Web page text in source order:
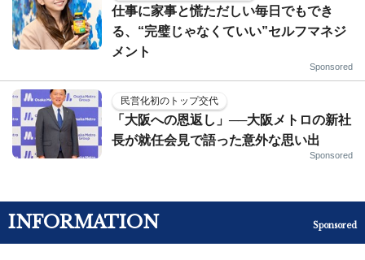
仕事に家事と慌ただしい毎日でもでき
る、“完璧じゃなくていい”セルフマネジ
メント
Sponsored
民営化初のトップ交代
「大阪への恩返し」──大阪メトロの新社
長が就任会見で語った意外な思い出
Sponsored
INFORMATION Sponsored